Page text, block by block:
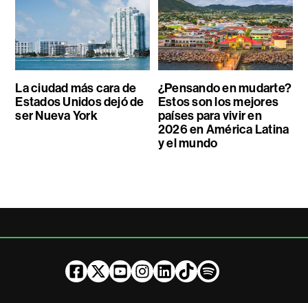
La ciudad más cara de
Estados Unidos dejó de
ser Nueva York
¿Pensando en mudarte?
Estos son los mejores
países para vivir en
2026 en América Latina
y el mundo